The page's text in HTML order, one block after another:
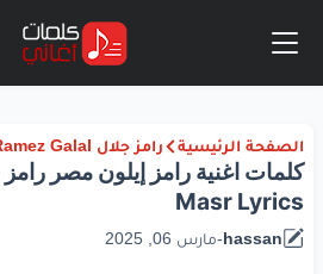
الصفحة الرئيسية رامز جلال Ramez Galal
Masr Lyrics
hassan
-مارس 06, 2025